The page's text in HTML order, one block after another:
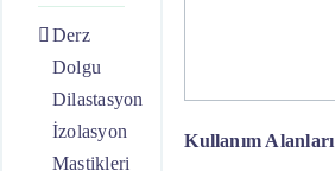
Derz
Dolgu
Dilastasyon
İzolasyon
Mastikleri
Kullanım Alanları